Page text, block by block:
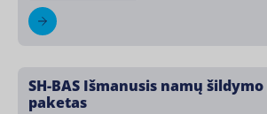
SH-BAS Išmanusis namų
paketas